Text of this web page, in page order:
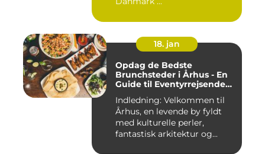
18. jan
Opdag de Bedste
Brunchsteder i Århus - En
Guide til Eventyrrejsende
Indledning: Velkommen til
Århus, en levende by fyldt
med kulturelle perler,
fantastisk arkitektur og...